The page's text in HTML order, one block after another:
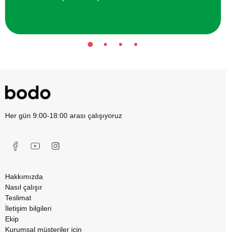
Her gün 9:00-18:00 arası çalışıyoruz
Hakkımızda
Nasıl çalışır
Teslimat
İletişim bilgileri
Ekip
Kurumsal müşteriler için